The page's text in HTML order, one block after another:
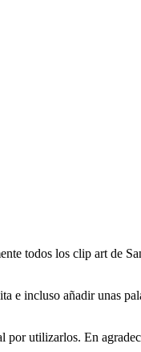
todos los clip art de
e incluso añadir unas
por utilizarlos. En